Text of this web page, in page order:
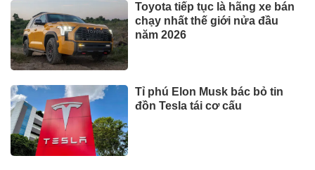
Toyota tiếp tục là hãng xe bán
chạy nhất thế giới nửa đầu
năm 2026
Tỉ phú Elon Musk bác bỏ tin
đồn Tesla tái cơ cấu